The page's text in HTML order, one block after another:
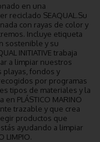
en una
reciclado SEAQUAL.Su
con rayas de color y
Incluye etiqueta
sostenible y su
INITIATIVE trabaja
a limpiar nuestros
playas, fondos y
por programas
tipos de materiales y la
PLÁSTICO MARINO
trazable y que crea
productos que
ayudando a limpiar
LIMPIO.